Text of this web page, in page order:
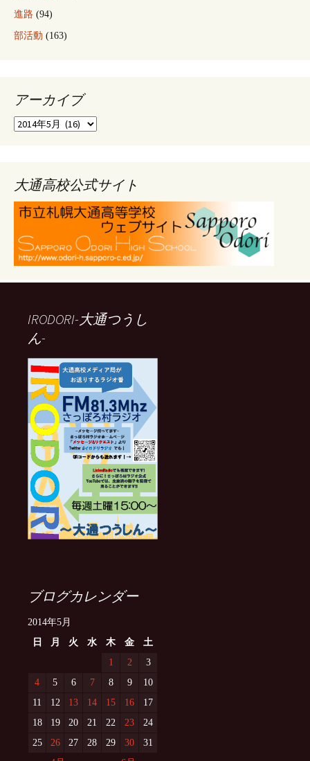
進路 (94)
部活動 (163)
アーカイブ
ア
ブ
大通高校公式サイト
IRODORI-大通つうし
ん-
ブログカレンダー
2014年5月
日
月 火 水 木 金
土
1
2
3
4
5 6 7 8 9
10
11
12 13 14 15 16
17
18
19 20 21 22 23
24
25
26 27 28 29 30
31